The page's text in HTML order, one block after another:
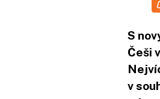
S
Češi
v